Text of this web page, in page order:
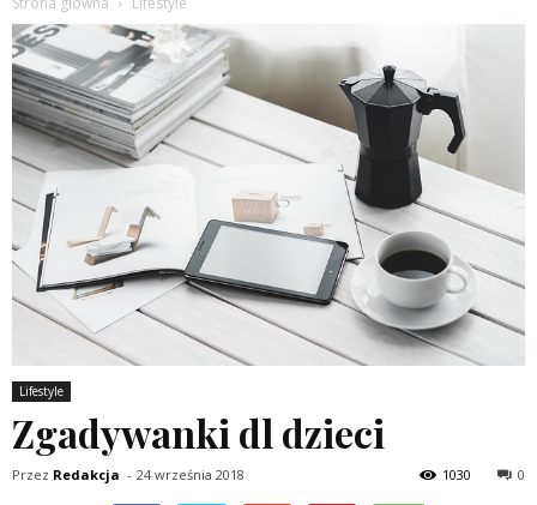
Lifestyle
Zgadywanki dl dzieci
Przez Redakcja - 24 września 2018 0
1030